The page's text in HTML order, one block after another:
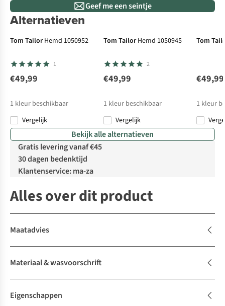
Geef me een seintje
Alternatieven
Tom Tailor Hemd 1050952
1
€49,99
1 kleur beschikbaar
Vergelijk
Tom Tailor Hemd 1050945
2
€49,99
1 kleur beschikbaar
Vergelijk
Tom
€49,99
1 kleur
Bekijk alle alternatieven
Gratis levering vanaf €45
30 dagen bedenktijd
Klantenservice: ma-za
Alles over dit product
Maatadvies
Materiaal & wasvoorschrift
Eigenschappen